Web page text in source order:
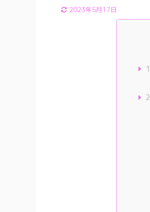
2023年5月17日
1
2